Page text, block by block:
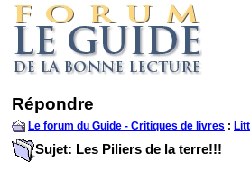
Répondre
Le forum du Guide - Critiques de livres :
Sujet: Les Piliers de la terre!!!